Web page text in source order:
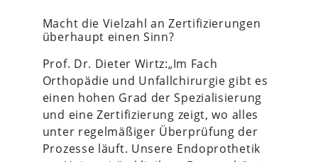
Macht die Vielzahl an Zertifizierungen
überhaupt einen Sinn?
Prof. Dr. Dieter Wirtz:„Im Fach
Orthopädie und Unfallchirurgie gibt es
einen hohen Grad der Spezialisierung
und eine Zertifizierung zeigt, wo alles
unter regelmäßiger Überprüfung der
Prozesse läuft. Unsere Endoprothetik